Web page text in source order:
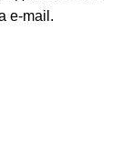
e-mail.